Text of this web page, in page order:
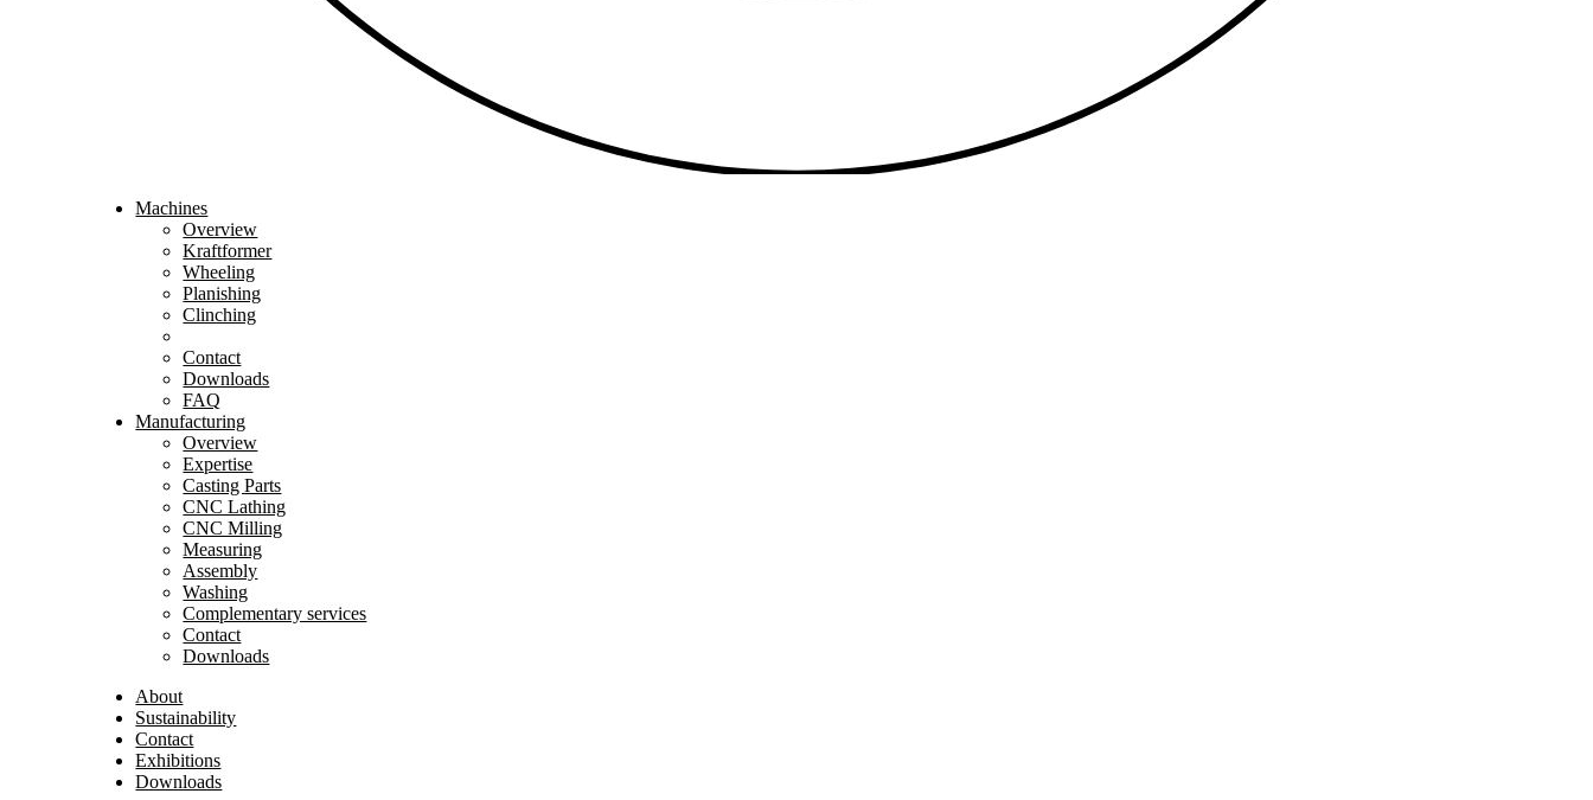
Machines
Overview
Kraftformer
Wheeling
Planishing
Clinching
Contact
Downloads
FAQ
Manufacturing
Overview
Expertise
Casting Parts
CNC Lathing
CNC Milling
Measuring
Assembly
Washing
Complementary services
Contact
Downloads
About
Sustainability
Contact
Exhibitions
Downloads